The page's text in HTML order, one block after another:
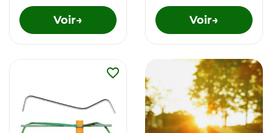
Voir→ Voir→
favorite_border